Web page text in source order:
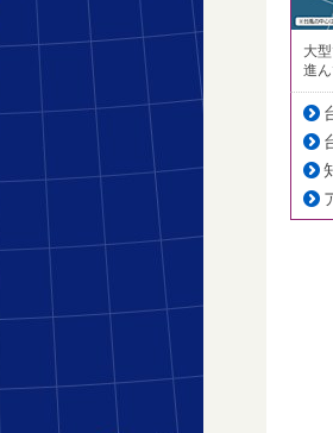
大
進